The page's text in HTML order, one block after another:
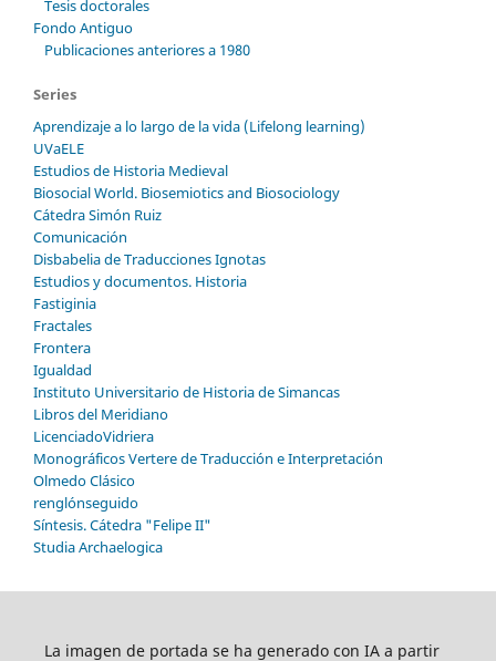
Tesis doctorales
Fondo Antiguo
Publicaciones anteriores a 1980
Series
Aprendizaje a lo largo de la vida (Lifelong learning)
UVaELE
Estudios de Historia Medieval
Biosocial World. Biosemiotics and Biosociology
Cátedra Simón Ruiz
Comunicación
Disbabelia de Traducciones Ignotas
Estudios y documentos. Historia
Fastiginia
Fractales
Frontera
Igualdad
Instituto Universitario de Historia de Simancas
Libros del Meridiano
LicenciadoVidriera
Monográficos Vertere de Traducción e Interpretación
Olmedo Clásico
renglónseguido
Síntesis. Cátedra "Felipe II"
Studia Archaelogica
La imagen de portada se ha generado con IA a partir